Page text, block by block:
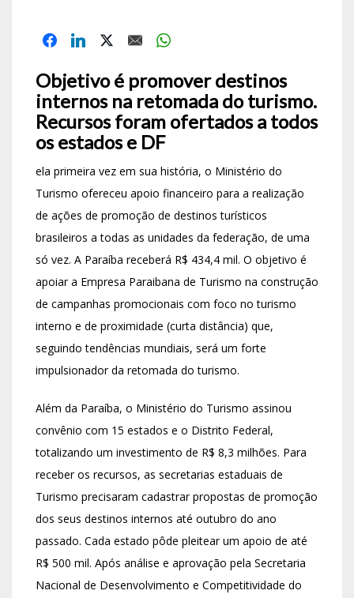
Objetivo é promover destinos
internos na retomada do turismo.
Recursos foram ofertados a todos
os estados e DF
ela primeira vez em sua história, o Ministério do
Turismo ofereceu apoio financeiro para a realização
de ações de promoção de destinos turísticos
brasileiros a todas as unidades da federação, de uma
só vez. A Paraíba receberá R$ 434,4 mil. O objetivo é
apoiar a Empresa Paraibana de Turismo na construção
de campanhas promocionais com foco no turismo
interno e de proximidade (curta distância) que,
seguindo tendências mundiais, será um forte
impulsionador da retomada do turismo.
Além da Paraíba, o Ministério do Turismo assinou
convênio com 15 estados e o Distrito Federal,
totalizando um investimento de R$ 8,3 milhões. Para
receber os recursos, as secretarias estaduais de
Turismo precisaram cadastrar propostas de promoção
dos seus destinos internos até outubro do ano
passado. Cada estado pôde pleitear um apoio de até
R$ 500 mil. Após análise e aprovação pela Secretaria
Nacional de Desenvolvimento e Competitividade do